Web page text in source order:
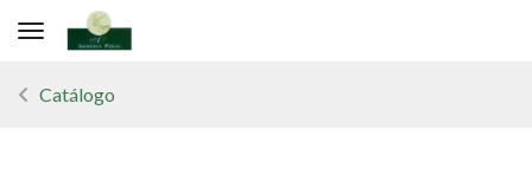
Toggle navigation
Catálogo